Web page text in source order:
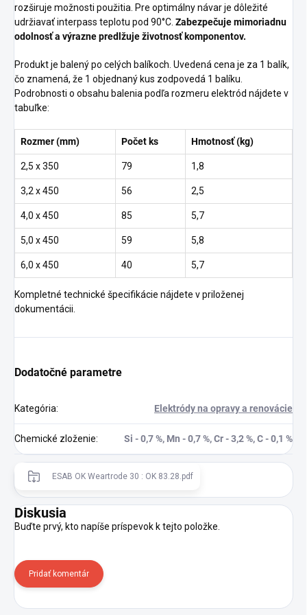
rozširuje možnosti použitia. Pre optimálny návar je dôležité
udržiavať interpass teplotu pod 90°C. Zabezpečuje mimoriadnu
odolnosť a výrazne predlžuje životnosť komponentov.
Produkt je balený po celých balíkoch. Uvedená cena je za 1 balík,
čo znamená, že 1 objednaný kus zodpovedá 1 balíku.
Podrobnosti o obsahu balenia podľa rozmeru elektród nájdete v
tabuľke:
Rozmer (mm) Počet ks Hmotnosť (kg)
2,5 x 350 79 1,8
3,2 x 450 56 2,5
4,0 x 450 85 5,7
5,0 x 450 59 5,8
6,0 x 450 40 5,7
Kompletné technické špecifikácie nájdete v priloženej
dokumentácii.
Dodatočné parametre
Kategória: Elektródy na opravy a renovácie
Chemické zloženie: Si - 0,7 %, Mn - 0,7 %, Cr - 3,2 %, C - 0,1 %
ESAB OK Weartrode 30 : OK 83.28.pdf
Diskusia
Buďte prvý, kto napíše príspevok k tejto položke.
Pridať komentár